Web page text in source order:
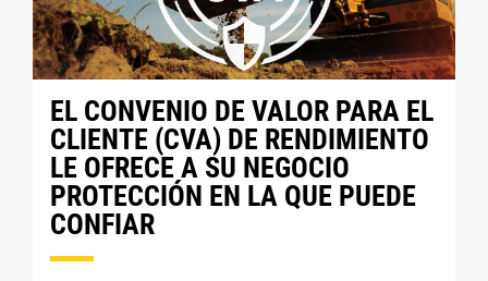
EL CONVENIO DE VALOR PARA EL
CLIENTE (CVA) DE RENDIMIENTO
LE OFRECE A SU NEGOCIO
PROTECCIÓN EN LA QUE PUEDE
CONFIAR